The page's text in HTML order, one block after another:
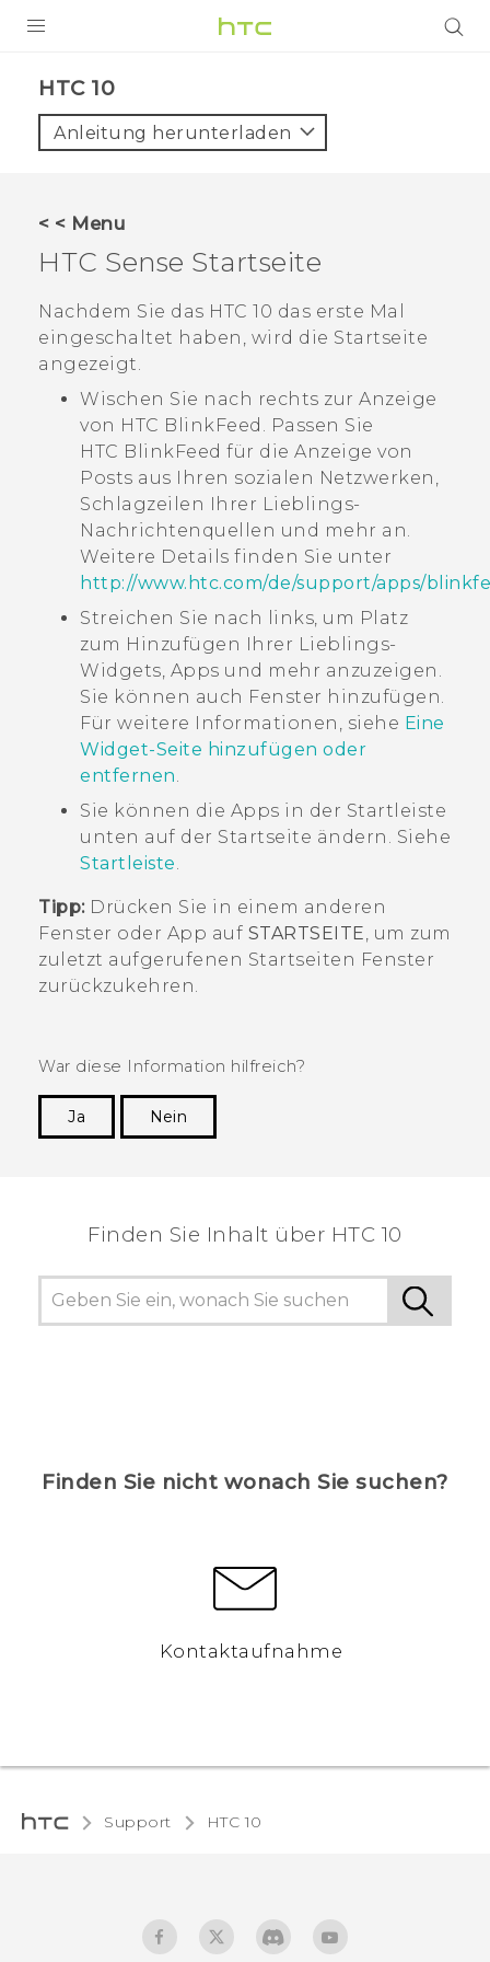
VIVE
UNTERSTÜTZUNG
HTC-Geräte und Zubehör
Anmelden
HTC 10‎
Anleitung herunterladen
< < Menu
HTC Sense Startseite
Nachdem Sie das HTC 10 das erste Mal
eingeschaltet haben, wird die Startseite
angezeigt.
Wischen Sie nach rechts zur Anzeige
von HTC BlinkFeed . Passen Sie
HTC BlinkFeed für die Anzeige von
Posts aus Ihren sozialen Netzwerken,
Schlagzeilen Ihrer Lieblings-
Nachrichtenquellen und mehr an.
Weitere Details finden Sie unter
http://www.htc.com/de/support/apps/
Streichen Sie nach links, um Platz
zum Hinzufügen Ihrer Lieblings-
Widgets, Apps und mehr anzuzeigen.
Sie können auch Fenster hinzufügen.
Für weitere Informationen, siehe Eine
Widget-Seite hinzufügen oder
entfernen.
Sie können die Apps in der Startleiste
unten auf der Startseite ändern. Siehe
Startleiste.
Tipp:Drücken Sie in einem anderen
Fenster oder App auf STARTSEITE, um zum
zuletzt aufgerufenen Startseiten Fenster
zurückzukehren.
War diese Information hilfreich?
Ja
Nein
Finden Sie Inhalt über‎ HTC 10
Finden Sie nicht wonach Sie suchen?
Kontaktaufnahme
Support HTC 10‎